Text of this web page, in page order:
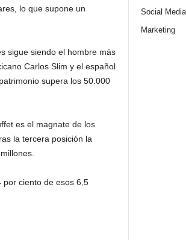
lo que supone un
sigue siendo el hombre más
Carlos Slim y el español
supera los 50.000
es el magnate de los
la tercera posición la
por ciento de esos 6,5
Social Media
Marketing